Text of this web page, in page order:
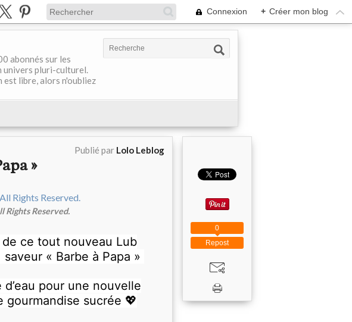
Connexion + Créer mon blog
abonnés sur les
univers pluri-culturel.
est libre, alors n'oubliez
Publié par Lolo Leblog
»
Rights Reserved.
ce tout nouveau Lub
saveur « Barbe à Papa »
pour une nouvelle
sucrée 💖
Repost
0